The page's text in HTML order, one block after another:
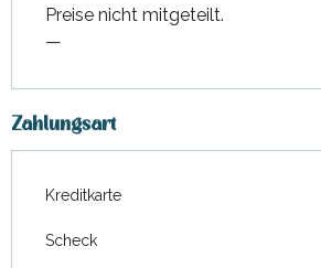
Preise nicht mitgeteilt.
—
Zahlungsart
Kreditkarte
Scheck